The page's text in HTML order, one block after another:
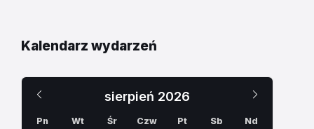
Kalendarz wydarzeń
sierpień 2026
miesiąc
Pn Wt Śr Czw Pt Sb Nd